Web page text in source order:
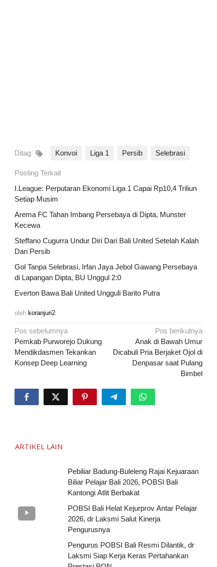
Ditag Konvoi Liga 1 Persib Selebrasi
Posting Terkait
I.League: Perputaran Ekonomi Liga 1 Capai Rp10,4 Triliun
Setiap Musim
Arema FC Tahan Imbang Persebaya di Dipta, Munster
Kecewa
Steffano Cugurra Undur Diri Dari Bali United Setelah Kalah
Dari Persib
Gol Tanpa Selebrasi, Irfan Jaya Jebol Gawang Persebaya
di Lapangan Dipta, BU Unggul 2:0
Everton Bawa Bali United Ungguli Barito Putra
oleh koranjuri2
Navigasi
pos
Pos sebelumnya
Pemkab Purworejo Dukung
Mendikdasmen Tekankan
Konsep Deep Learning
Pos berikutnya
Anak di Bawah Umur
Dicabuli Pria Berjaket Ojol di
Denpasar saat Pulang
Bimbel
ARTIKEL LAIN
Pebiliar Badung-Buleleng Rajai Kejuaraan
Biliar Pelajar Bali 2026, POBSI Bali
Kantongi Atlit Berbakat
POBSI Bali Helat Kejurprov Antar Pelajar
2026, dr Laksmi Salut Kinerja
Pengurusnya
Pengurus POBSI Bali Resmi Dilantik, dr
Laksmi Siap Kerja Keras Pertahankan